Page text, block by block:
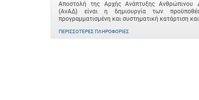
Αποστολή της Αρχής Ανάπτυξης Ανθρώπινου
(ΑνΑΔ) είναι η δημιουργία των
προγραμματισμένη και συστηματική κατάρτιση και
ΠΕΡΙΣΣΌΤΕΡΕΣ ΠΛΗΡΟΦΟΡΊΕΣ